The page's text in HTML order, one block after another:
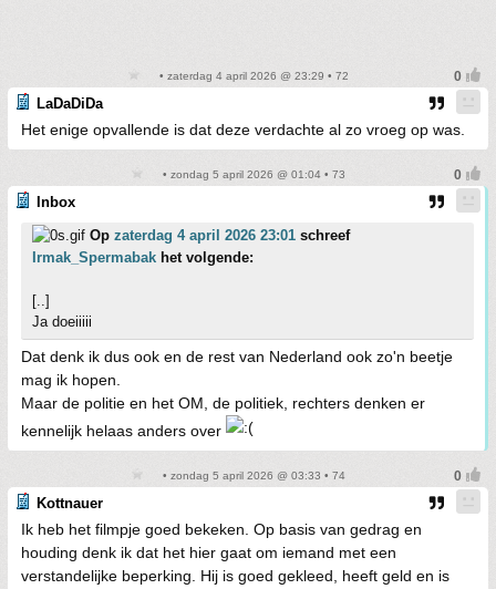
• zaterdag 4 april 2026 @ 23:29 • 72
LaDaDiDa
Het enige opvallende is dat deze verdachte al zo vroeg op was.
• zondag 5 april 2026 @ 01:04 • 73
Inbox
Op zaterdag 4 april 2026 23:01 schreef
Irmak_Spermabak het volgende:
[..]
Ja doeiiiii
Dat denk ik dus ook en de rest van Nederland ook zo'n beetje
mag ik hopen.
Maar de politie en het OM, de politiek, rechters denken er
kennelijk helaas anders over
• zondag 5 april 2026 @ 03:33 • 74
Kottnauer
Ik heb het filmpje goed bekeken. Op basis van gedrag en
houding denk ik dat het hier gaat om iemand met een
verstandelijke beperking. Hij is goed gekleed, heeft geld en is